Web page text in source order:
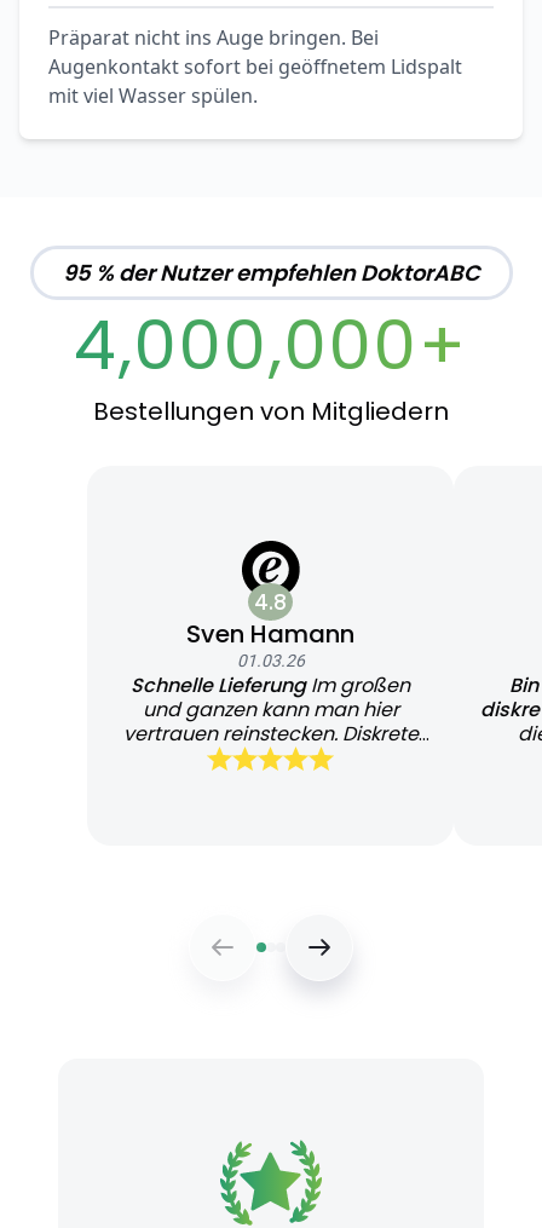
Präparat nicht ins Auge bringen. Bei
Augenkontakt sofort bei geöffnetem Lidspalt
mit viel Wasser spülen.
95 % der Nutzer empfehlen DoktorABC
4,000,000+
Bestellungen von Mitgliedern
4.8
Sven Hamann
01.03.26
Schnelle LieferungIm großen
und ganzen kann man hier
vertrauen reinstecken. Diskrete
und schnelle Lieferung